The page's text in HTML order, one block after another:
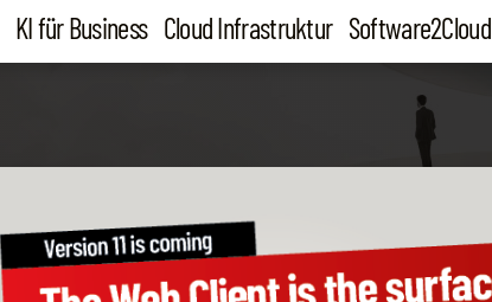
KI für Business Cloud Infrastruktur Software2Cloud